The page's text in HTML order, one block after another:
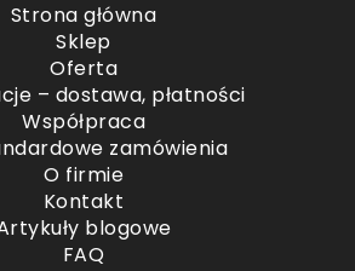
Strona główna
Sklep
Oferta
– dostawa, płatności
Współpraca
zamówienia
O firmie
Kontakt
blogowe
FAQ